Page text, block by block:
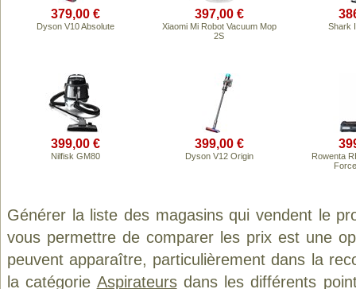
379,00 €
Dyson V10 Absolute
397,00 €
Xiaomi Mi Robot Vacuum Mop
2S
Shark
399,00 €
Nilfisk GM80
399,00 €
Dyson V12 Origin
Rowenta
Générer la liste des magasins qui vendent le
vous permettre de comparer les prix est une
peuvent apparaître, particulièrement dans la
la catégorie Aspirateursdans les différents